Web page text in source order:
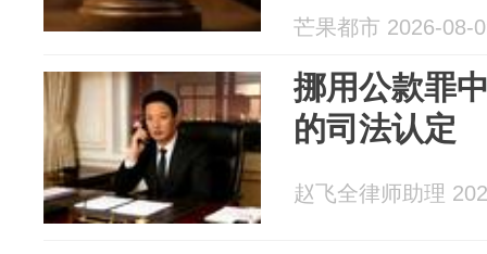
非法获取权
芒果都市 2026-08-
挪用公款罪
的司法认定
赵飞全律师助理